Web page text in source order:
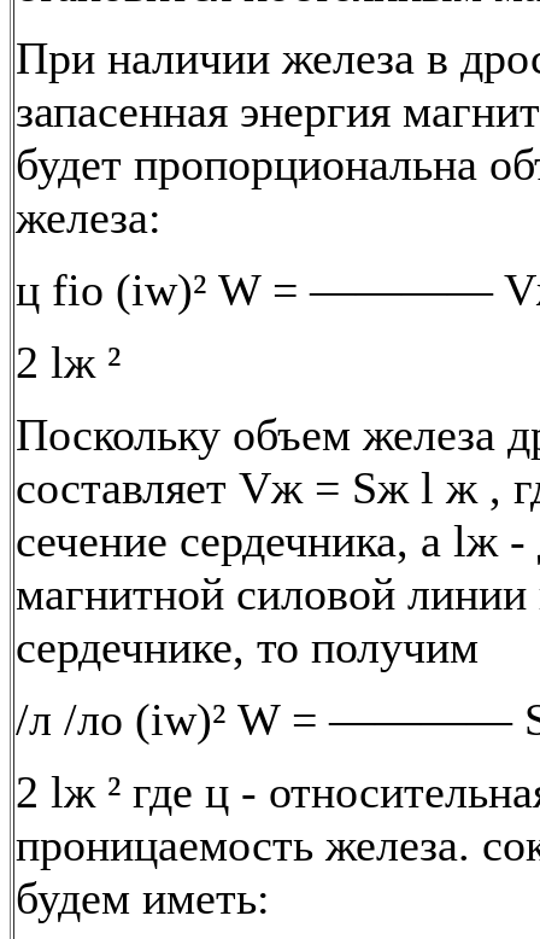
При наличии железа в
запасенная энергия
будет пропорциональна
железа:
ц fiо (iw)² W = ————
2 lж ²
Поскольку объем железа
составляет Vж = Sж l ж ,
сечение сердечника, а lж -
магнитной силовой линии
сердечнике, то получим
/л /ло (iw)² W = ————
2 lж ² где ц -
проницаемость железа.
будем иметь: